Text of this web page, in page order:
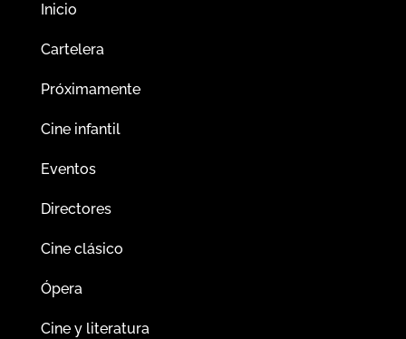
Inicio
Cartelera
Próximamente
Cine infantil
Eventos
Directores
Cine clásico
Ópera
Cine y literatura